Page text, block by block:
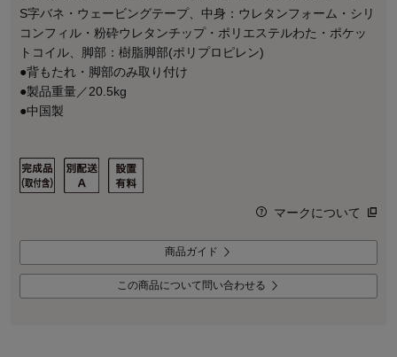
S字バネ・ウェービングテープ、中身：ウレタンフォーム・シリ
コンフィル・粉砕ウレタンチップ・ポリエステルわた・ポケッ
トコイル、脚部：樹脂脚部(ポリプロピレン)
●背もたれ・脚部のみ取り付け
●製品重量／20.5kg
●中国製
マークについて
商品ガイド
この商品について問い合わせる